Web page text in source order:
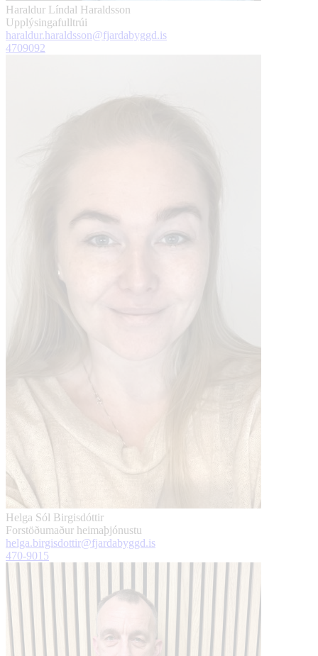
Haraldur Líndal Haraldsson
Upplýsingafulltrúi
haraldur.haraldsson@fjardabyggd.is
4709092
Helga Sól Birgisdóttir
Forstöðumaður heimaþjónustu
helga.birgisdottir@fjardabyggd.is
470-9015